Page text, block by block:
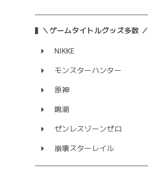
＼ゲームタイトルグッズ多数 ／
NIKKE
モンスターハンター
原神
鳴潮
ゼンレスゾーンゼロ
崩壊スターレイル